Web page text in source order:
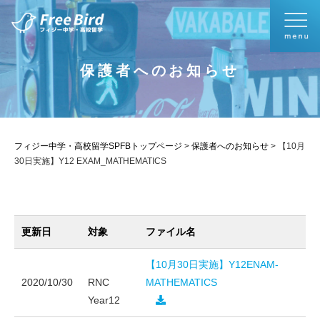
保護者へのお知らせ
フィジー中学・高校留学SPFBトップページ > 保護者へのお知らせ >
【10月
30日実施】Y12 EXAM_MATHEMATICS
更新日 対象 ファイル名
2020/10/30
RNC
Year12
【10月30日実施】Y12ENAM-
MATHEMATICS